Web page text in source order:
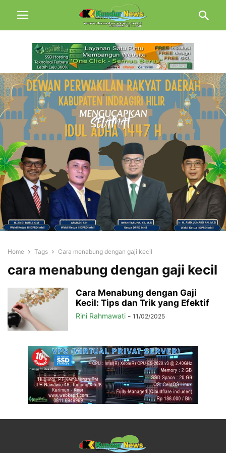
Home Tags Cara menabung dengan gaji kecil
cara menabung dengan gaji kecil
Cara Menabung dengan Gaji
Kecil: Tips dan Trik yang Efektif
Rini Rahmawati - 11/02/2025